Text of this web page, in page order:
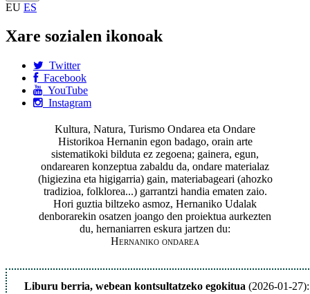
EU ES
Xare sozialen ikonoak
Twitter
Facebook
YouTube
Instagram
Kultura, Natura, Turismo Ondarea eta Ondare
Historikoa Hernanin egon badago, orain arte
sistematikoki bilduta ez zegoena; gainera, egun,
ondarearen konzeptua zabaldu da, ondare materialaz
(higiezina eta higigarria) gain, materiabageari (ahozko
tradizioa, folklorea...) garrantzi handia ematen zaio.
Hori guztia biltzeko asmoz, Hernaniko Udalak
denborarekin osatzen joango den proiektua aurkezten
du, hernaniarren eskura jartzen du:
Hernaniko ondarea
Liburu berria, webean kontsultatzeko egokitua (2026-01-27):